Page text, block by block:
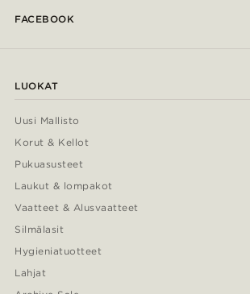
FACEBOOK
LUOKAT
Uusi Mallisto
Korut & Kellot
Pukuasusteet
Laukut & lompakot
Vaatteet & Alusvaatteet
Silmälasit
Hygieniatuotteet
Lahjat